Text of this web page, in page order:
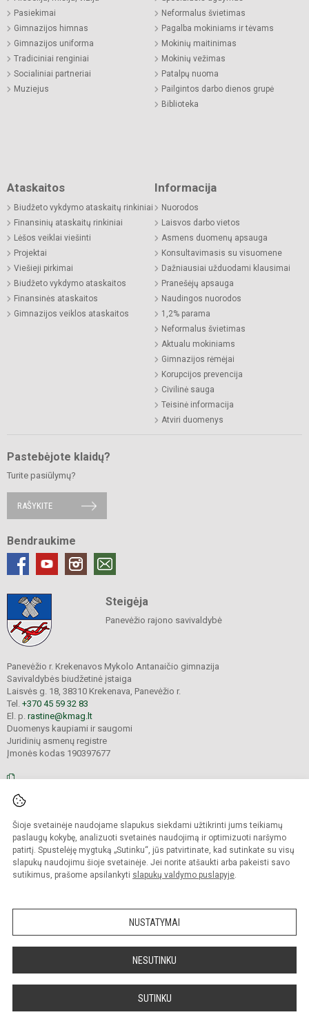
Šioje svetainėje naudojame slapukus siekdami užtikrinti jums teikiamų
paslaugų kokybę, analizuoti svetainės naudojimą ir optimizuoti naršymo
patirtį. Spustelėję mygtuką „Sutinku“, jūs patvirtinate, kad sutinkate su visų
slapukų naudojimu šioje svetainėje. Jei norite atšaukti arba pakeisti savo
sutikimus, prašome apsilankyti slapukų valdymo puslapyje.
NUSTATYMAI
NESUTINKU
SUTINKU
Pasiekimai
Gimnazijos himnas
Gimnazijos uniforma
Tradiciniai renginiai
Socialiniai partneriai
Muziejus
Neformalus švietimas
Pagalba mokiniams ir tėvams
Mokinių maitinimas
Mokinių vežimas
Patalpų nuoma
Pailgintos darbo dienos grupė
Biblioteka
Ataskaitos
Biudžeto vykdymo ataskaitų rinkiniai
Finansinių ataskaitų rinkiniai
Lėšos veiklai viešinti
Projektai
Viešieji pirkimai
Biudžeto vykdymo ataskaitos
Finansinės ataskaitos
Gimnazijos veiklos ataskaitos
Informacija
Nuorodos
Laisvos darbo vietos
Asmens duomenų apsauga
Konsultavimasis su visuomene
Dažniausiai užduodami klausimai
Pranešėjų apsauga
Naudingos nuorodos
1,2% parama
Neformalus švietimas
Aktualu mokiniams
Gimnazijos rėmėjai
Korupcijos prevencija
Civilinė sauga
Teisinė informacija
Atviri duomenys
Pastebėjote klaidų?
Turite pasiūlymų?
RAŠYKITE
Bendraukime
Steigėja
Panevėžio rajono savivaldybė
Panevėžio r. Krekenavos Mykolo Antanaičio gimnazija
Savivaldybės biudžetinė įstaiga
Laisvės g. 18, 38310 Krekenava, Panevėžio r.
Tel. +370 45 59 32 83
El. p. rastine@kmag.lt
Duomenys kaupiami ir saugomi
Juridinių asmenų registre
Įmonės kodas 190397677
saugomos.
Kopijuoti turinį be raštiško gimnazijos sutikimo griežtai draudžiama.
Prieinamumo paraiška Slapukų valdymas
Sumanus būdas atnaujinti